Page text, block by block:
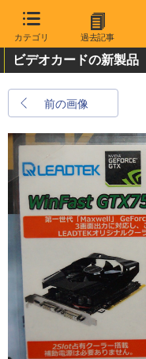
カテゴリ 過去記事
ビデオカードの新製
前の画像